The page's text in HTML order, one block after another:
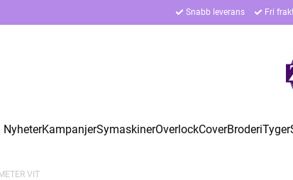
Snabb leverans Fri
NyheterKampanjerSymaskinerOverlockCoverBroderiTyger
VIT